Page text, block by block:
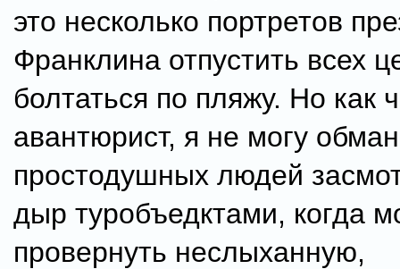
это несколько портретов
Франклина отпустить всех
болтаться по пляжу. Но как
авантюрист, я не могу
простодушных людей
дыр туробъедктами, когда
провернуть неслыханную,